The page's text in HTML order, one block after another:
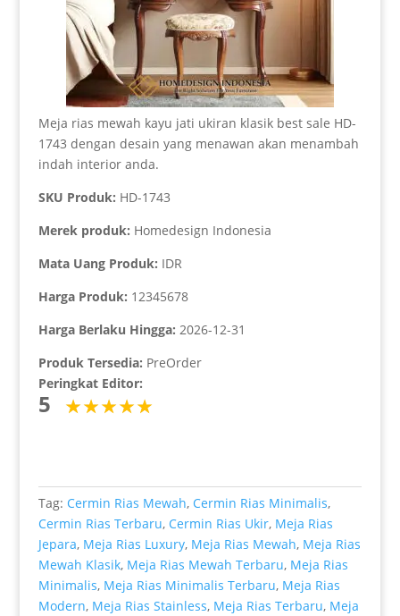
Meja rias mewah kayu jati ukiran klasik best sale HD-
1743 dengan desain yang menawan akan menambah
indah interior anda.
SKU Produk: HD-1743
Merek produk: Homedesign Indonesia
Mata Uang Produk: IDR
Harga Produk: 12345678
Harga Berlaku Hingga: 2026-12-31
Produk Tersedia: PreOrder
Peringkat Editor:
5
Tag: Cermin Rias Mewah, Cermin Rias Minimalis,
Cermin Rias Terbaru, Cermin Rias Ukir, Meja Rias
Jepara, Meja Rias Luxury, Meja Rias Mewah, Meja Rias
Mewah Klasik, Meja Rias Mewah Terbaru, Meja Rias
Minimalis, Meja Rias Minimalis Terbaru, Meja Rias
Modern, Meja Rias Stainless, Meja Rias Terbaru, Meja